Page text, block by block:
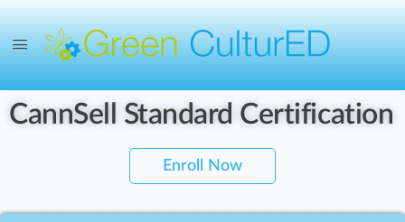
CannSell Standard Certification
Enroll Now